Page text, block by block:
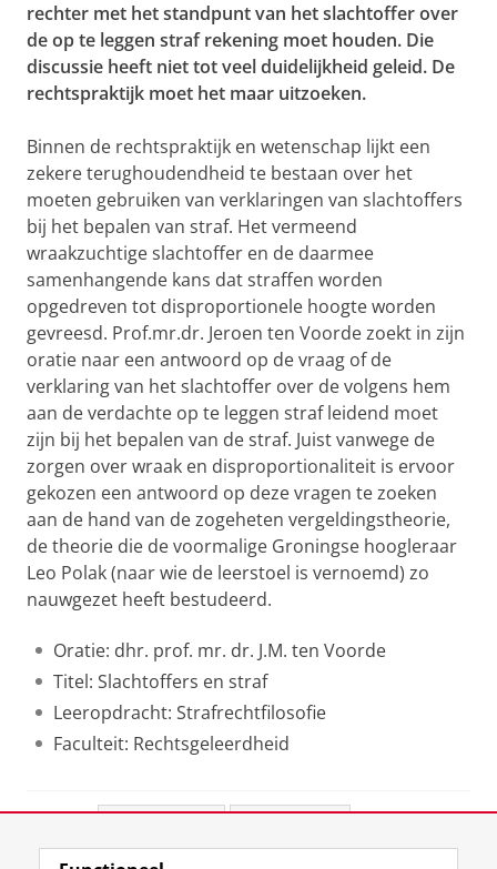
rechter met het standpunt van het slachtoffer over
de op te leggen straf rekening moet houden. Die
discussie heeft niet tot veel duidelijkheid geleid. De
rechtspraktijk moet het maar uitzoeken.
Binnen de rechtspraktijk en wetenschap lijkt een
zekere terughoudendheid te bestaan over het
moeten gebruiken van verklaringen van slachtoffers
bij het bepalen van straf. Het vermeend
wraakzuchtige slachtoffer en de daarmee
samenhangende kans dat straffen worden
opgedreven tot disproportionele hoogte worden
gevreesd. Prof.mr.dr. Jeroen ten Voorde zoekt in zijn
oratie naar een antwoord op de vraag of de
verklaring van het slachtoffer over de volgens hem
aan de verdachte op te leggen straf leidend moet
zijn bij het bepalen van de straf. Juist vanwege de
zorgen over wraak en disproportionaliteit is ervoor
gekozen een antwoord op deze vragen te zoeken
aan de hand van de zogeheten vergeldingstheorie,
de theorie die de voormalige Groningse hoogleraar
Leo Polak (naar wie de leerstoel is vernoemd) zo
nauwgezet heeft bestudeerd.
Oratie: dhr. prof. mr. dr. J.M. ten Voorde
Titel: Slachtoffers en straf
Leeropdracht: Strafrechtfilosofie
Faculteit: Rechtsgeleerdheid